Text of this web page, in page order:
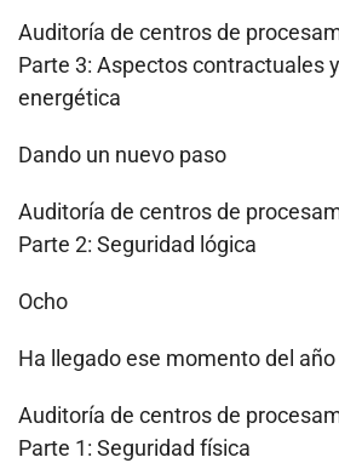
Auditoría de centros de
Parte 3: Aspectos contractuales
energética
Dando un nuevo paso
Auditoría de centros de
Parte 2: Seguridad lógica
Ocho
Ha llegado ese momento del
Auditoría de centros de
Parte 1: Seguridad física